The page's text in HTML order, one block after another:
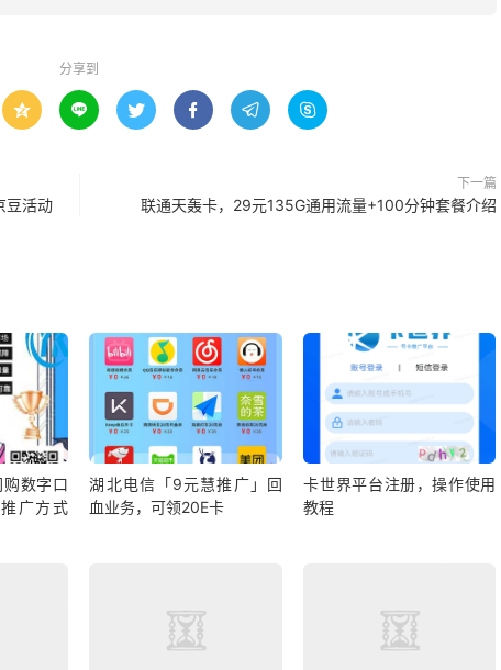
分享到
     
豆活动
下一篇
联通天轰卡，29元135G通用流量+100分钟套餐介绍
数字口
广方式
湖北电信「9元慧推广」回
血业务，可领20E卡
卡世界平台注册，操作使用
教程